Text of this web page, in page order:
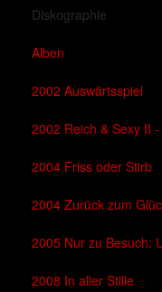
Diskographie
Alben
2002 Auswärtsspiel
2002 Reich & Sexy II
2004 Friss oder Stirb
2004 Zurück zum
2005 Nur zu Besuch:
2008 In aller Stille